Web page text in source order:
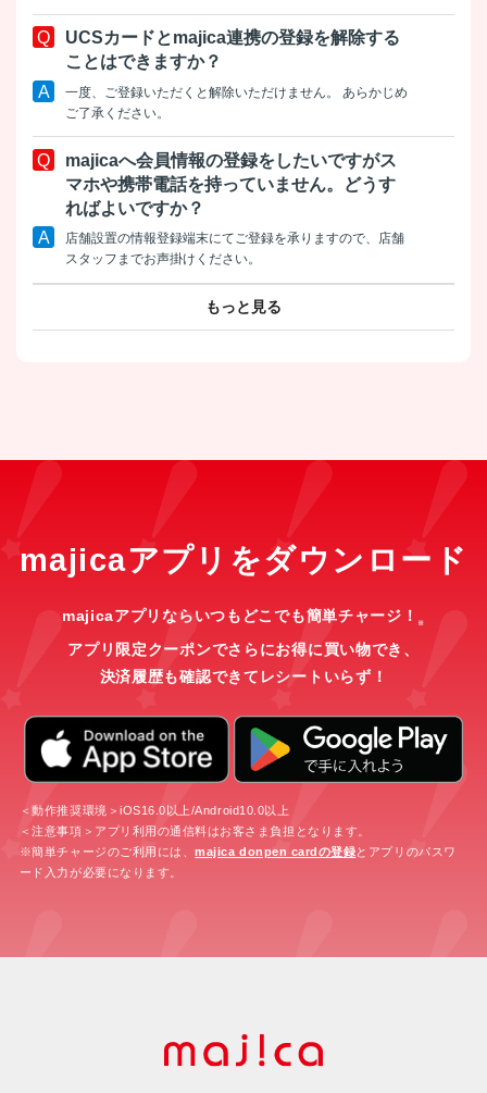
UCSカードとmajica連携の登録を解除する
ことはできますか？
一度、ご登録いただくと解除いただけません。 あらかじめ
ご了承ください。
majicaへ会員情報の登録をしたいですがス
マホや携帯電話を持っていません。どうす
ればよいですか？
店舗設置の情報登録端末にてご登録を承りますので、店舗
スタッフまでお声掛けください。
もっと見る
majicaアプリをダウンロード
majicaアプリならいつもどこでも簡単チャージ！ ※
アプリ限定クーポンでさらにお得に買い物でき、
決済履歴も確認できてレシートいらず！
＜動作推奨環境＞iOS16.0以上/Android10.0以上
＜注意事項＞アプリ利用の通信料はお客さま負担となります。
※簡単チャージのご利用には、majica donpen cardの登録とアプリのパスワ
ード入力が必要になります。